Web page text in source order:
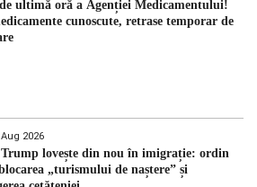
ultimă oră a Agenției Medicamentului!
cunoscute, retrase temporar de
2026
lovește din nou în imigrație: ordin
„turismului de naștere” și